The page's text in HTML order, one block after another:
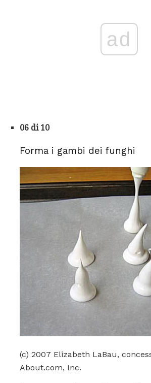
ad
06 di 10
Forma i gambi dei funghi
(c) 2007 Elizabeth LaBau,
About.com, Inc.